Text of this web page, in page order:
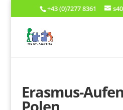
+43 (0)7277 8361
Erasmus-